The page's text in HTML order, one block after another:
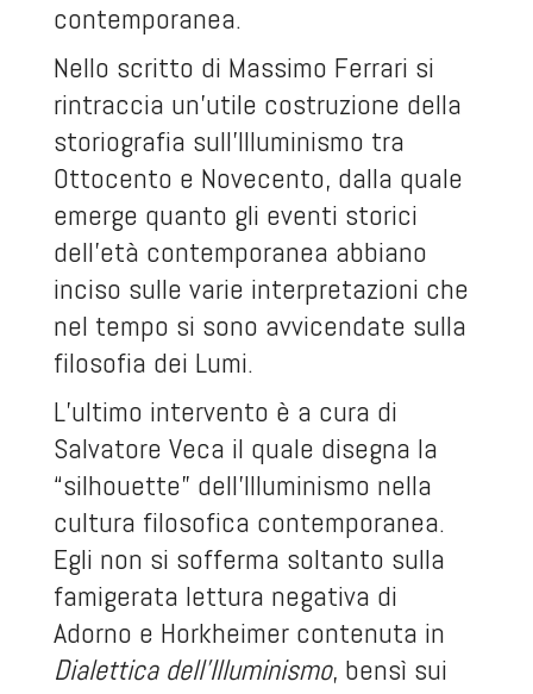
contemporanea.
Nello scritto di Massimo Ferrari si
rintraccia un’utile costruzione della
storiografia sull’Illuminismo tra
Ottocento e Novecento, dalla quale
emerge quanto gli eventi storici
dell’età contemporanea abbiano
inciso sulle varie interpretazioni che
nel tempo si sono avvicendate sulla
filosofia dei Lumi.
L’ultimo intervento è a cura di
Salvatore Veca il quale disegna la
“silhouette” dell’Illuminismo nella
cultura filosofica contemporanea.
Egli non si sofferma soltanto sulla
famigerata lettura negativa di
Adorno e Horkheimer contenuta in
Dialettica dell’Illuminismo, bensì sui